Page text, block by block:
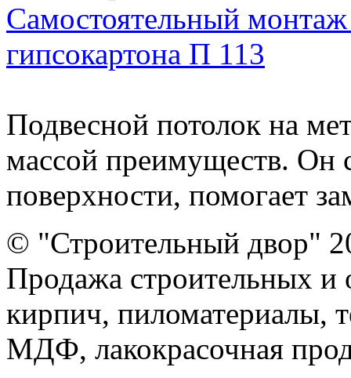
Самостоятельный монтаж
гипсокартона П 113
Подвесной потолок на
массой преимуществ. Он
поверхности, помогает
© "Строительный двор"
Продажа строительных и
кирпич, пиломатериалы,
МДФ, лакокрасочная